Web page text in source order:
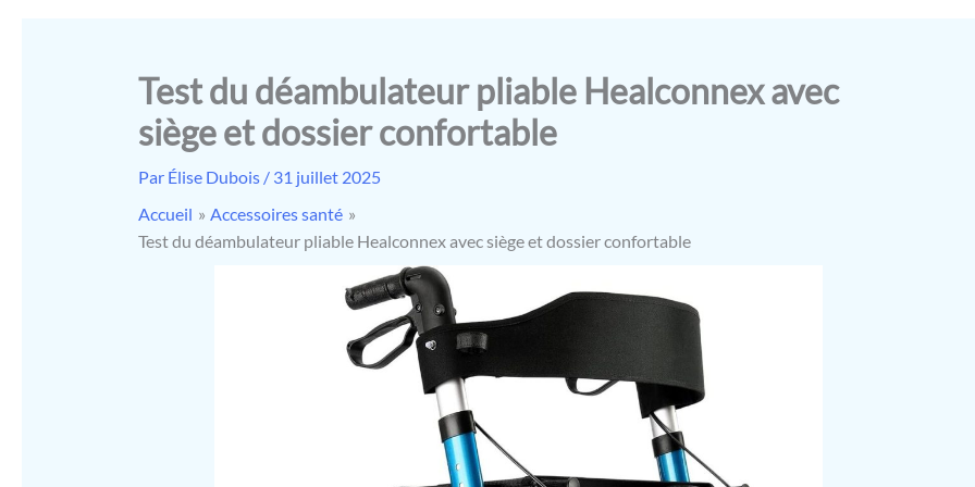
Test du déambulateur pliable Healconnex avec
siège et dossier confortable
Par Élise Dubois / 31 juillet 2025
Accueil
Accessoires santé
Test du déambulateur pliable Healconnex avec siège et dossier confortable